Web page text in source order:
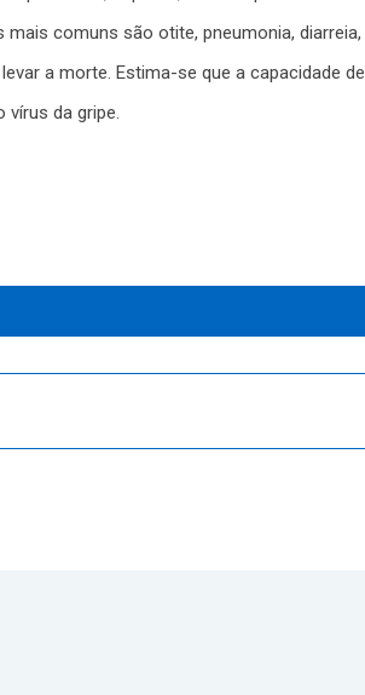
comuns são otite, pneumonia, diarreia,
a morte. Estima-se que a capacidade de
da gripe.